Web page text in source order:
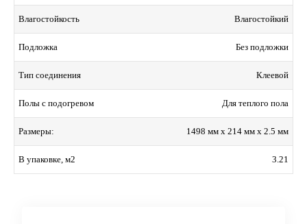
Влагостойкость Влагостойкий
Подложка Без подложки
Тип соединения Клеевой
Полы с подогревом Для теплого пола
Размеры: 1498 мм x 214 мм x 2.5 мм
В упаковке, м2 3.21